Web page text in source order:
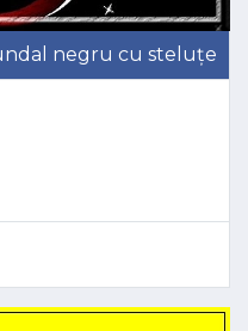
negru cu steluțe